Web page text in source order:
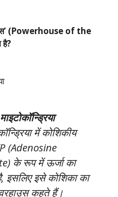
(Powerhouse of the
है?
में कोशिकीय
(Adenosine
के रूप में ऊर्जा का
इसलिए इसे कोशिका का
कहते हैं।